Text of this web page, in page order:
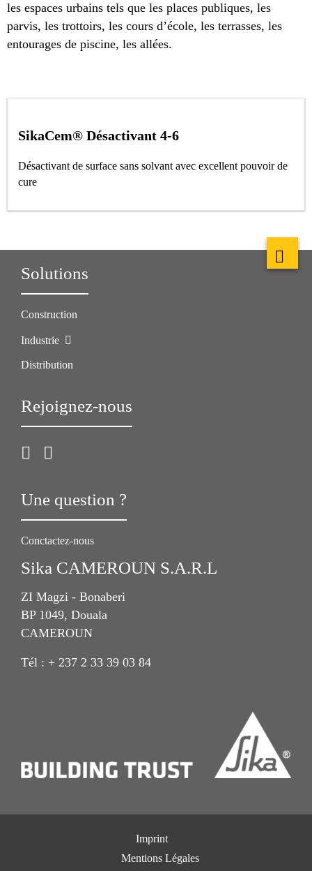
les espaces urbains tels que les places publiques, les
parvis, les trottoirs, les cours d’école, les terrasses, les
entourages de piscine, les allées.
SikaCem® Désactivant 4-6
Désactivant de surface sans solvant avec excellent pouvoir de
cure
Solutions
Construction
Industrie
Distribution
Rejoignez-nous
Une question ?
Conctactez-nous
Sika CAMEROUN S.A.R.L
ZI Magzi - Bonaberi
BP 1049, Douala
CAMEROUN
Tél : + 237 2 33 39 03 84
Imprint
Mentions Légales